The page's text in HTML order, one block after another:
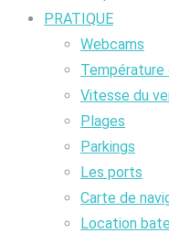
PRATIQUE
Webcams
Température
Vitesse du
Plages
Parkings
Les ports
Carte de
Location